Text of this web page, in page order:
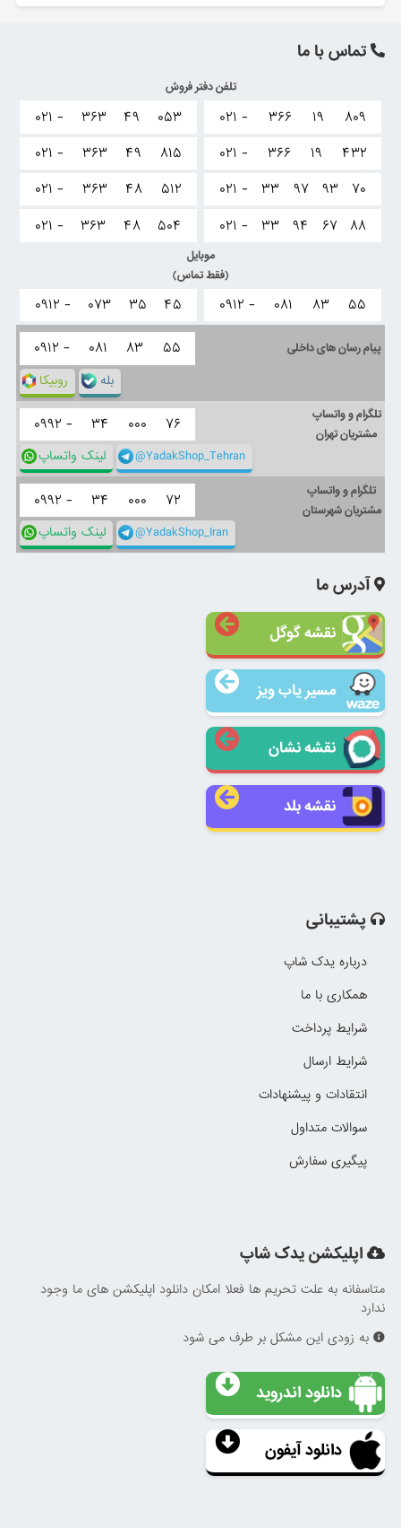
تماس با ما
تلفن دفتر فروش
۰۲۱ - ۳۶۶ ۱۹
۸۰۹
۰۲۱ -
۳۶۶ ۱۹
۴۳۲
۰۲۱ -
۳۳ ۹۷ ۹۳
۷۰
۰۲۱ -
۳۳ ۹۴ ۶۷ ۸۸
۰۲۱ - ۳۶۳ ۴۹
۰۵۳
۰۲۱ -
۳۶۳ ۴۹
۸۱۵
۰۲۱ -
۳۶۳ ۴۸
۵۱۲
۰۲۱ -
۳۶۳ ۴۸ ۵۰۴
موبایل
(فقط تماس)
۰۹۱۲ - ۰۸۱ ۸۳ ۵۵ ۰۹۱۲ - ۰۷۳ ۳۵ ۴۵
پیام رسان های داخلی ۰۹۱۲ - ۰۸۱ ۸۳ ۵۵
روبیکا بله
تلگرام و واتساپ
مشتریان تهران
۰۹۹۲ - ۳۴ ۰۰۰ ۷۶
لینک واتساپ @YadakShop_Tehran
تلگرام و واتساپ
مشتریان شهرستان
۰۹۹۲ - ۳۴ ۰۰۰ ۷۲
لینک واتساپ @YadakShop_Iran
آدرس ما
نقشه گوگل
مسیر یاب ویز
نقشه نشان
نقشه بلد
پشتیبانی
درباره یدک شاپ
همکاری با ما
شرایط پرداخت
شرایط ارسال
انتقادات و پیشنهادات
سوالات متداول
پیگیری سفارش
اپلیکشن یدک شاپ
متاسفانه به علت تحریم ها فعلا امکان دانلود اپلیکشن های ما وجود
ندارد
به زودی این مشکل بر طرف می شود
دانلود اندروید
دانلود آیفون